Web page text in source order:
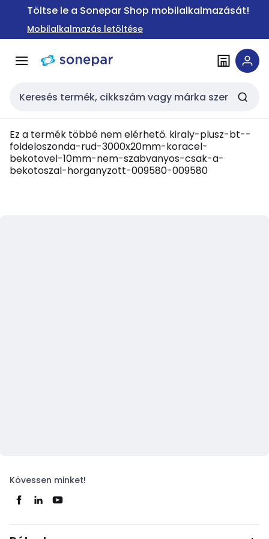
Ugrás a
Ugrás a
tartalomra
Töltse le a Sonepar Shop mobilalkalmazását!
Mobilalkalmazás letöltése
Keresési bemenet
Ez a termék többé nem elérhető. kiraly-plusz-bt--
foldeloszonda-rud-3000x20mm-koracel-
bekotovel-10mm-nem-szabvanyos-csak-a-
bekotoszal-horganyzott-009580-009580
Kövessen minket!